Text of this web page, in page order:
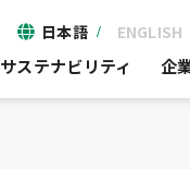
日本語 ENGLISH
サステナビリティ 企